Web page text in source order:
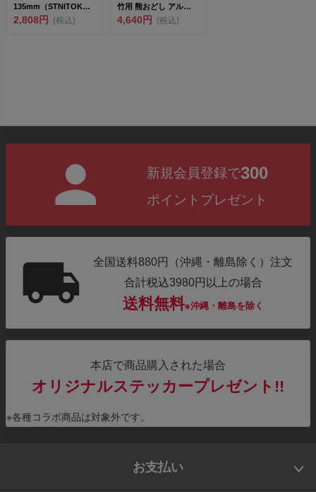
135mm（STNITOKUM
AKIRI-135）
2,808円 (税込)
竹用 熊おどし アルミ
木柄 カラビナ 爆...
4,640円 (税込)
新規会員登録で300
ポイントプレゼント
全国送料880円（沖縄・離島除く）注文
合計税込3980円以上の場合
送料無料※沖縄・離島を除く
本店で商品購入された場合
オリジナルステッカープレゼント!!
※各種コラボ商品は対象外です。
お支払い